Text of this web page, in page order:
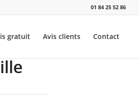
01 84 25 52 86
gratuit Avis clients Contact